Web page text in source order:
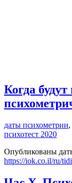
Когда будут
даты психометрии,
психотест 2020
Опубликованы
https://iok.co.il/ru/